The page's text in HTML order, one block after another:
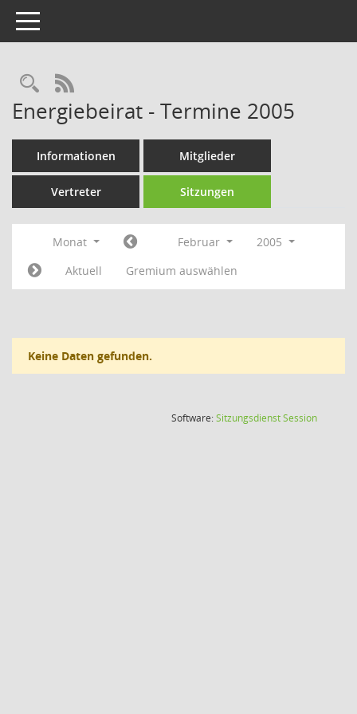
Toggle navigation
Rechercheauswahl
RSS-Feed
Energiebeirat - Termine 2005
Informationen Mitglieder
Vertreter Sitzungen
Monat Februar
2005
Aktuell
Gremium auswählen
Keine Daten gefunden.
Software:SitzungsdienstSession(Wird in